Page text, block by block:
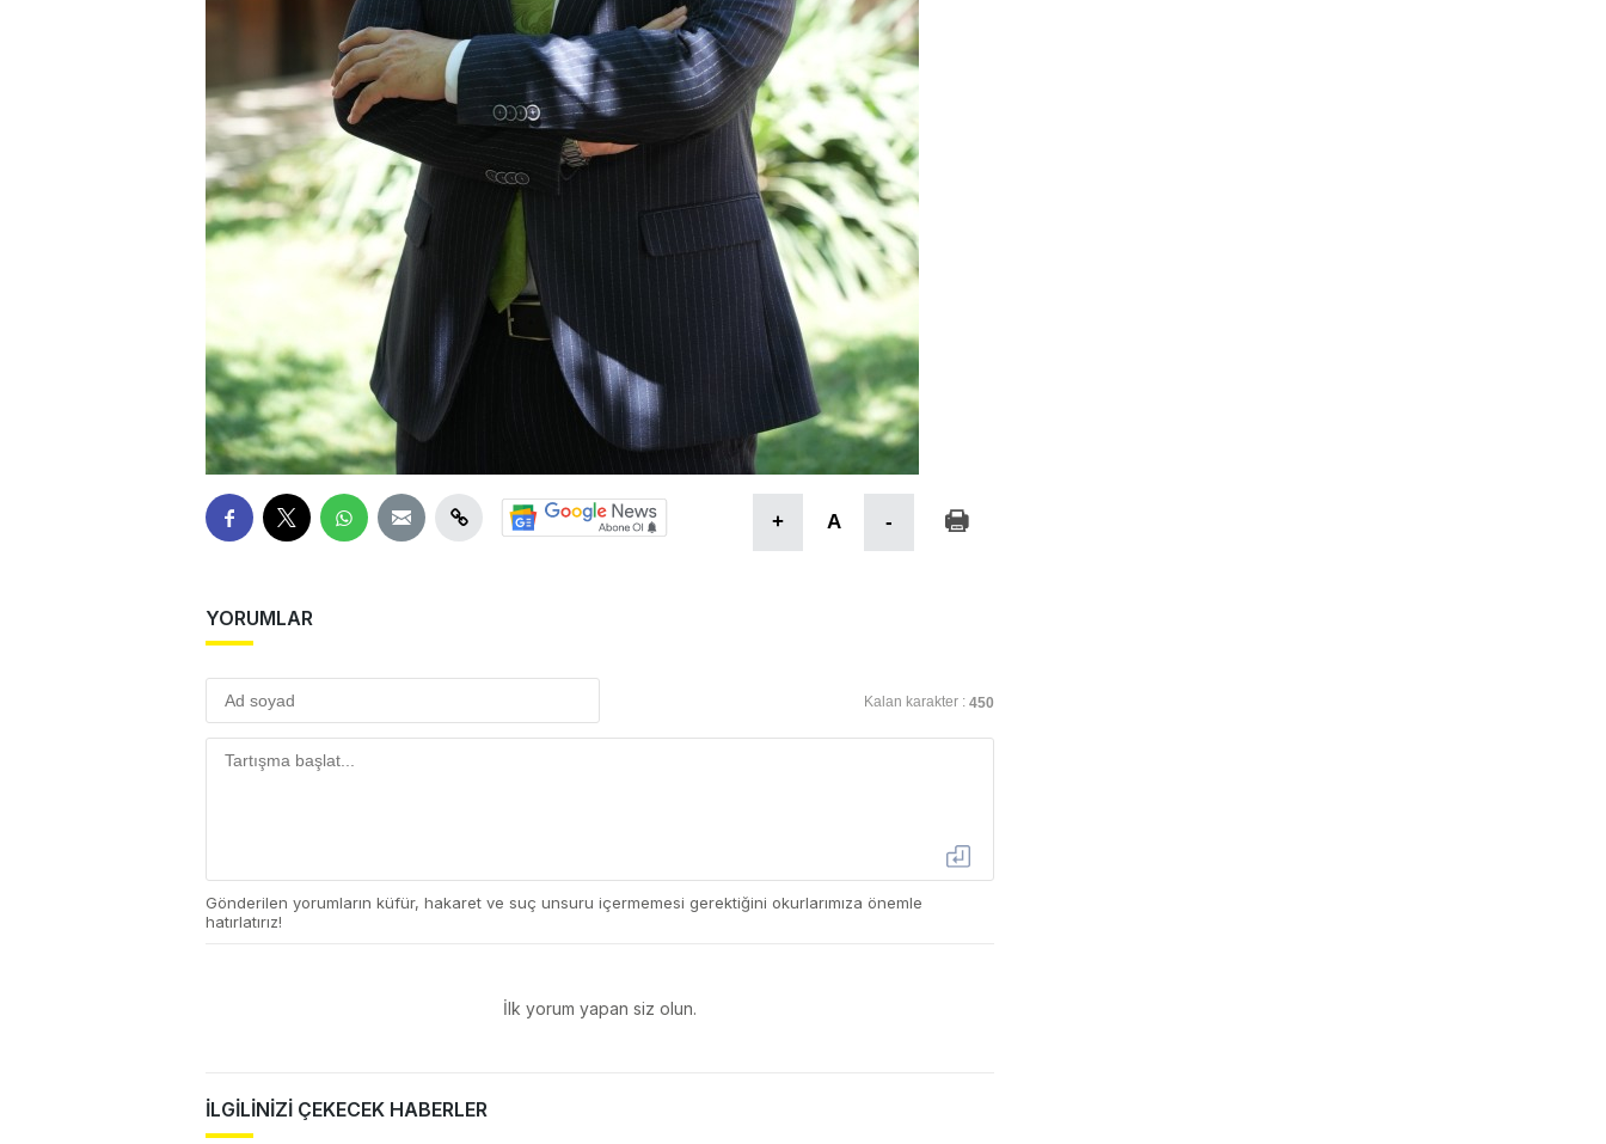
+ A -
YORUMLAR
Kalan karakter : 450
Gönderilen yorumların küfür, hakaret ve suç unsuru içermemesi gerektiğini okurlarımıza önemle
hatırlatırız!
İlk yorum yapan siz olun.
İLGİLİNİZİ ÇEKECEK HABERLER